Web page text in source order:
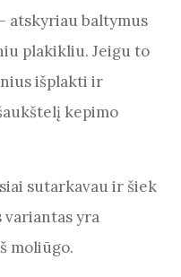
atskyriau baltymus
plakikliu. Jeigu to
išplakti ir
kepimo
sutarkavau ir šiek
yra
moliūgo.